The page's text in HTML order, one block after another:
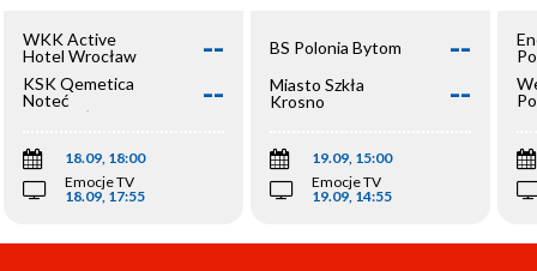
WKK Active
Hotel Wrocław
--
KSK Qemetica
Noteć
Inowrocław
--
18.09, 18:00
Emocje TV
18.09, 17:55
BS Polonia Bytom --
Miasto Szkła
Krosno
--
19.09, 15:00
Emocje TV
19.09, 14:55